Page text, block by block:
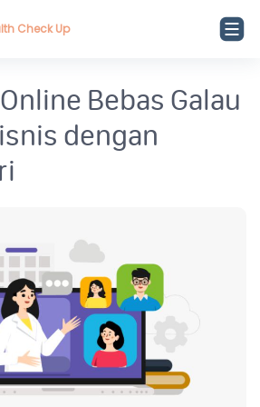
Check Up
Bebas Galau
dengan